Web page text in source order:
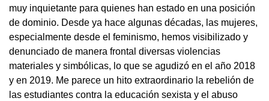
muy inquietante para quienes han estado en una posición
de dominio. Desde ya hace algunas décadas, las mujeres,
especialmente desde el feminismo, hemos visibilizado y
denunciado de manera frontal diversas violencias
materiales y simbólicas, lo que se agudizó en el año 2018
y en 2019. Me parece un hito extraordinario la rebelión de
las estudiantes contra la educación sexista y el abuso